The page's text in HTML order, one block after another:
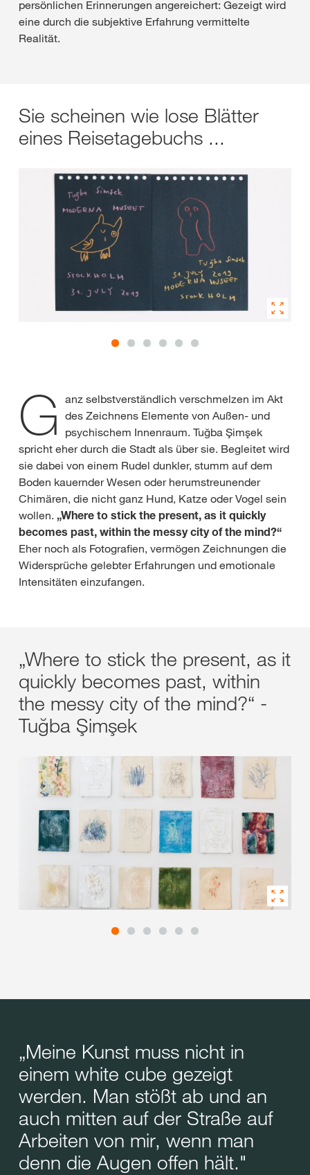
persönlichen Erinnerungen angereichert: Gezeigt wird
eine durch die subjektive Erfahrung vermittelte
Realität.
Sie scheinen wie lose Blätter
eines Reisetagebuchs ...
G anz selbstverständlich verschmelzen im Akt
des Zeichnens Elemente von Außen- und
psychischem Innenraum. Tuğba Şimşek
spricht eher durch die Stadt als über sie. Begleitet wird
sie dabei von einem Rudel dunkler, stumm auf dem
Boden kauernder Wesen oder herumstreunender
Chimären, die nicht ganz Hund, Katze oder Vogel sein
wollen. „Where to stick the present, as it quickly
becomes past, within the messy city of the mind?“
Eher noch als Fotografien, vermögen Zeichnungen die
Widersprüche gelebter Erfahrungen und emotionale
Intensitäten einzufangen.
„Where to stick the present, as it
quickly becomes past, within
the messy city of the mind?“ -
Tuğba Şimşek
„Meine Kunst muss nicht in
einem white cube gezeigt
werden. Man stößt ab und an
auch mitten auf der Straße auf
Arbeiten von mir, wenn man
denn die Augen offen hält."